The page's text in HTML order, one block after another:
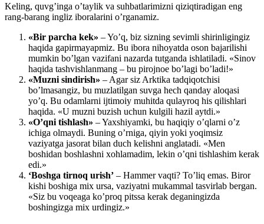
Keling, quvg’inga o’taylik va suhbatlarimizni qiziqtiradigan eng
rang-barang ingliz iboralarini o’rganamiz.
«Bir parcha kek» – Yo’q, biz sizning sevimli shirinligingiz
haqida gapirmayapmiz. Bu ibora nihoyatda oson bajarilishi
mumkin bo’lgan vazifani nazarda tutganda ishlatiladi. «Sinov
haqida tashvishlanmang – bu pirojnoe bo’lagi bo’ladi!»
«Muzni sindirish» – Agar siz Arktika tadqiqotchisi
bo’lmasangiz, bu muzlatilgan suvga hech qanday aloqasi
yo’q. Bu odamlarni ijtimoiy muhitda qulayroq his qilishlari
haqida. «U muzni buzish uchun kulgili hazil aytdi.»
«O’qni tishlash» – Yaxshiyamki, bu haqiqiy o’qlarni o’z
ichiga olmaydi. Buning o’rniga, qiyin yoki yoqimsiz
vaziyatga jasorat bilan duch kelishni anglatadi. «Men
boshidan boshlashni xohlamadim, lekin o’qni tishlashim kerak
edi.»
‘Boshga tirnoq urish’ – Hammer vaqti? To’liq emas. Biror
kishi boshiga mix ursa, vaziyatni mukammal tasvirlab bergan.
«Siz bu voqeaga ko’proq pitssa kerak deganingizda
boshingizga mix urdingiz.»